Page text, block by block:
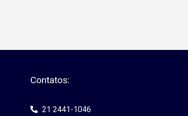
Contatos:
21 2441-1046